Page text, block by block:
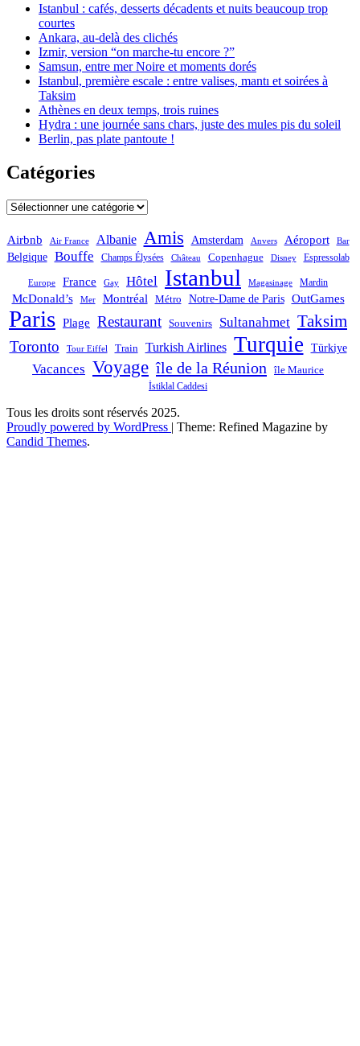
Istanbul : cafés, desserts décadents et nuits beaucoup trop
courtes
Ankara, au-delà des clichés
Izmir, version “on marche-tu encore ?”
Samsun, entre mer Noire et moments dorés
Istanbul, première escale : entre valises, mantı et soirées à
Taksim
Athènes en deux temps, trois ruines
Hydra : une journée sans chars, juste des mules pis du soleil
Berlin, pas plate pantoute !
Catégories
Catégories
Airbnb Air France Albanie Amis Amsterdam Anvers Aéroport Bar
Belgique Bouffe Champs Élysées Château Copenhague Disney Espressolab
Europe France Gay Hôtel Istanbul Magasinage Mardin
McDonald’s Mer Montréal Métro Notre-Dame de Paris OutGames
Paris Plage Restaurant Souvenirs Sultanahmet Taksim
Toronto Tour Eiffel Train Turkish Airlines Turquie Türkiye
Vacances Voyage île de la Réunion
île Maurice
İstiklal Caddesi
Tous les droits sont réservés 2025.
Proudly powered by WordPress | Theme: Refined Magazine by
Candid Themes.